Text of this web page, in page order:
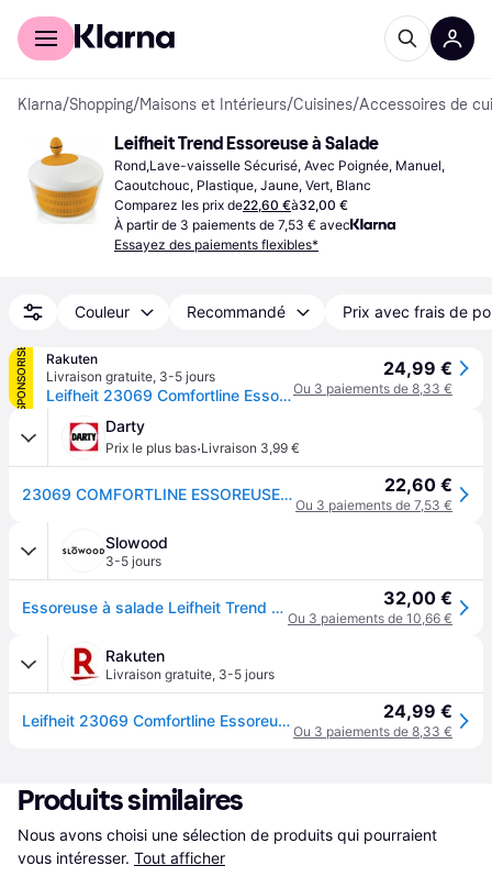
Acheter avec Klarna
Klarna/Shopping/Maisons et Intérieurs/Cuisines/Accessoires de
Leifheit Trend Essoreuse à Salade
Rond,Lave-vaisselle Sécurisé, Avec Poignée, Manuel,
Caoutchouc, Plastique, Jaune, Vert, Blanc
Comparez les prix de22,60 €à32,00 €
À partir de 3 paiements de 7,53 € avec
Essayez des paiements flexibles*
Couleur Recommandé Prix avec frais de
SPONSORISÉ
Rakuten
Livraison gratuite, 3-5 jours
Leifheit 23069 Comfortline Essoreuse À Salade À Manivelle Vert
24,99 €
Ou 3 paiements de 8,33 €
Darty
Prix le plus bas·Livraison 3,99 €
23069 COMFORTLINE ESSOREUSE A SALADE A MANIVELLE VERT 22,60 €
Ou 3 paiements de 7,53 €
Slowood
3-5 jours
Essoreuse à salade Leifheit Trend - Blanc 32,00 €
Ou 3 paiements de 10,66 €
Rakuten
Livraison gratuite, 3-5 jours
Leifheit 23069 Comfortline Essoreuse À Salade À Manivelle Vert 24,99 €
Ou 3 paiements de 8,33 €
Produits similaires
Nous avons choisi une sélection de produits qui pourraient
vous intéresser. Tout afficher